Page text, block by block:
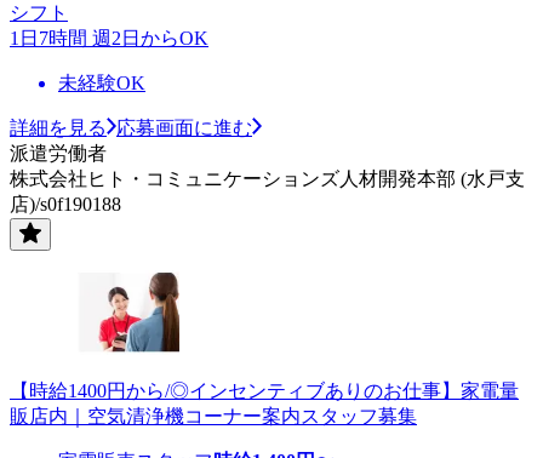
シフト
1日7時間 週2日からOK
未経験OK
詳細を見る
応募画面に進む
派遣労働者
株式会社ヒト・コミュニケーションズ人材開発本部 (水戸支
店)/s0f190188
【時給1400円から/◎インセンティブありのお仕事】家電量
販店内｜空気清浄機コーナー案内スタッフ募集